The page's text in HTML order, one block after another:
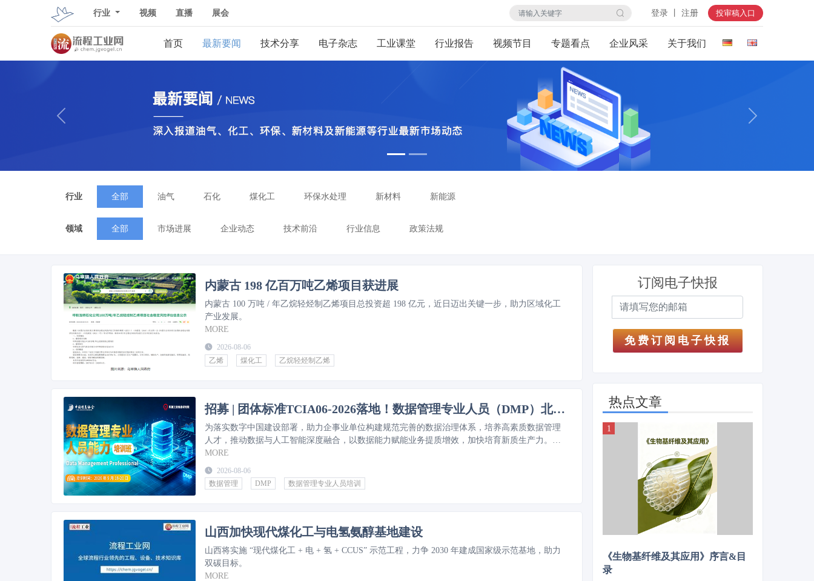
行业 视频 直播 展会 登录 丨 注册 投审稿入口
首页 最新要闻 技术分享 电子杂志 工业课堂 行业报告 视频节目 专题看点 企业风采 关于我们
上一张 下一张
行业 全部 油气 石化 煤化工 环保水处理 新材料 新能源
领域 全部 市场进展 企业动态 技术前沿 行业信息 政策法规
内蒙古 198 亿百万吨乙烯项目获进展
内蒙古 100 万吨 / 年乙烷轻烃制乙烯项目总投资超 198 亿元，近日迈出关键一步，助力区域化工
产业发展。
MORE
2026-08-06
乙烯
煤化工 乙烷轻烃制乙烯
招募 | 团体标准TCIA06-2026落地！数据管理专业人员（DMP）北京站首期面授启动
为落实数字中国建设部署，助力企事业单位构建规范完善的数据治理体系，培养高素质数据管理
人才，推动数据与人工智能深度融合，以数据能力赋能业务提质增效，加快培育新质生产力。
本次培训依据团体标准《数据管理专业人员能力要求》（TCIA06-2026），聚焦装备制造业智能
制造与全生命周期管理等核心场景，帮助打通数据壁垒，搭建适配产业特性的管理体系，激活工
业数据价值，赋能产业智能升级。 现诚邀各企事业单位选派相关人员参加数据管理专业人员能
力专题培训，共同做好数据管理人才提升和储备工作。
MORE
2026-08-06
数据管理
DMP 数据管理专业人员培训
山西加快现代煤化工与电氢氨醇基地建设
山西将实施 “现代煤化工 + 电 + 氢 + CCUS” 示范工程，力争 2030 年建成国家级示范基地，助力
双碳目标。
MORE
订阅电子快报
免费订阅电子快报
热点文章
《生物基纤维及其应用》序言&目
录